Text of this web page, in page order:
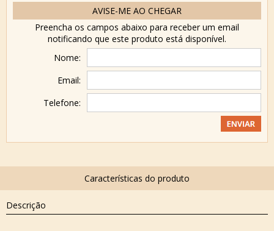
AVISE-ME AO CHEGAR
Preencha os campos abaixo para receber um email
notificando que este produto está disponível.
Nome:
Email:
Telefone:
Descrição